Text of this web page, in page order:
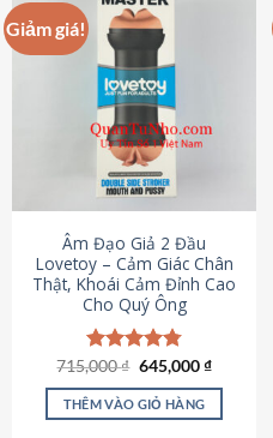
Giảm giá!
Âm Đạo Giả 2 Đầu
Lovetoy – Cảm Giác Chân
Thật, Khoái Cảm Đỉnh Cao
Cho Quý Ông
Được xếp
hạng4.79
5 sao
715,000₫ Giá
là:
715,000 ₫.
645,000₫Giá
tại
THÊM VÀO GIỎ HÀNG